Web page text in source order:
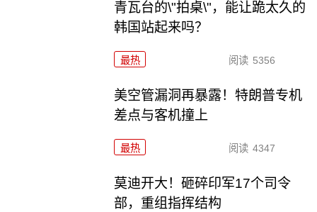
青瓦台的\"拍桌\"，能让跪太久的
韩国站起来吗？
最热 阅读 5356
美空管漏洞再暴露！特朗普专机
差点与客机撞上
最热 阅读 4347
莫迪开大！砸碎印军17个司令
部，重组指挥结构